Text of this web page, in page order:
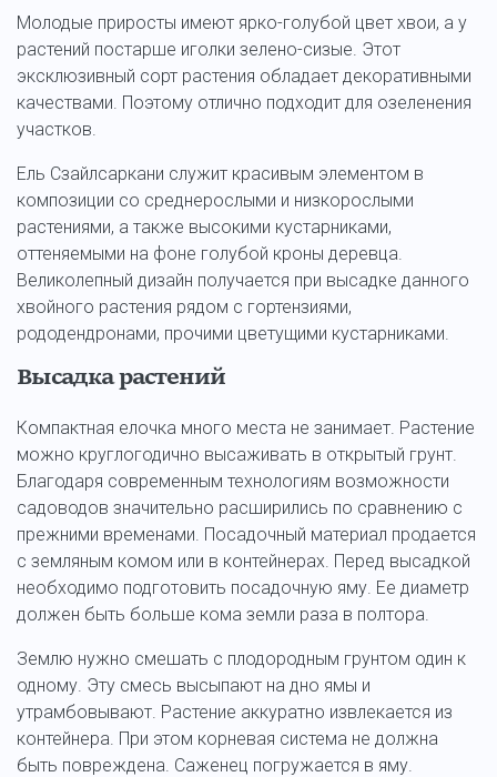
Молодые приросты имеют ярко-голубой цвет хвои, а у
растений постарше иголки зелено-сизые. Этот
эксклюзивный сорт растения обладает декоративными
качествами. Поэтому отлично подходит для озеленения
участков.
Ель Сзайлсаркани служит красивым элементом в
композиции со среднерослыми и низкорослыми
растениями, а также высокими кустарниками,
оттеняемыми на фоне голубой кроны деревца.
Великолепный дизайн получается при высадке данного
хвойного растения рядом с гортензиями,
рододендронами, прочими цветущими кустарниками.
Высадка растений
Компактная елочка много места не занимает. Растение
можно круглогодично высаживать в открытый грунт.
Благодаря современным технологиям возможности
садоводов значительно расширились по сравнению с
прежними временами. Посадочный материал продается
с земляным комом или в контейнерах. Перед высадкой
необходимо подготовить посадочную яму. Ее диаметр
должен быть больше кома земли раза в полтора.
Землю нужно смешать с плодородным грунтом один к
одному. Эту смесь высыпают на дно ямы и
утрамбовывают. Растение аккуратно извлекается из
контейнера. При этом корневая система не должна
быть повреждена. Саженец погружается в яму.